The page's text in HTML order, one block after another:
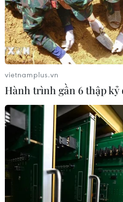
vietnamplus.vn
Hành trình gần 6 thập kỷ